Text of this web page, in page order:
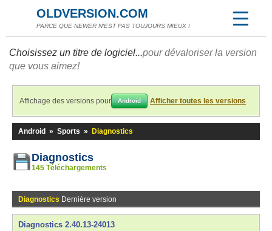
OLDVERSION.COM
PARCE QUE NEWER N'EST PAS TOUJOURS MIEUX !
Choisissez un titre de logiciel...pour dévaloriser la version
que vous aimez!
Affichage des versions pour Android Afficher toutes les versions
Android » Sports » Diagnostics
Diagnostics
145 Téléchargements
Diagnostics Dernière version
Diagnostics 2.40.13-24013